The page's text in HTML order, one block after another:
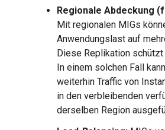
Regionale Abdeckung
Mit regionalen MIGs
Anwendungslast auf
Diese Replikation schützt
In einem solchen Fall
weiterhin Traffic von
in den verbleibenden
derselben Region